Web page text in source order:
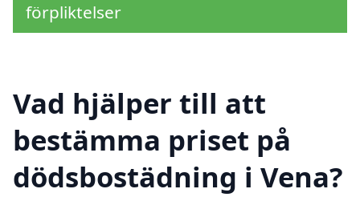
förpliktelser
Vad hjälper till att
bestämma priset på
dödsbostädning i Vena?